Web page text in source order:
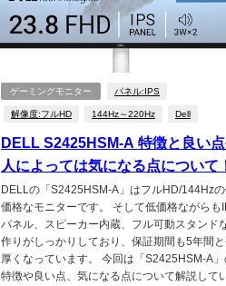
ゲーミングモニター パネル:IPS
解像度:フルHD 144Hz～220Hz Dell
DELL S2425HSM-A 特徴と良い
人によっては気になる点について
DELLの「S2425HSM-A」はフルHD/144Hz
価格なモニターです。 そして低価格ながらも
パネル、スピーカー内蔵、フル可動スタンド
作りがしっかりしており、保証期間も5年間
厚くなっています。 今回は「S2425HSM-A」
特徴や良い点、気になる点について解説して